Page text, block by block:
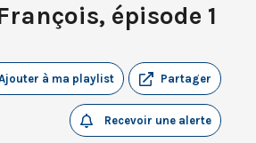
épisode 1
Partager
à ma playlist
Recevoir une alerte